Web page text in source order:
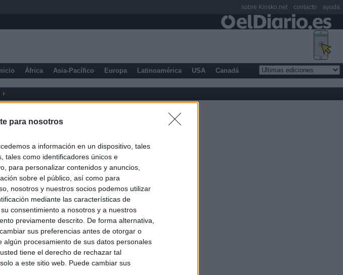
para nosotros
a información en un dispositivo, tales
tales como identificadores únicos e
para personalizar contenidos y anuncios,
sobre el público, así como para
nosotros y nuestros socios podemos utilizar
mediante las características de
consentimiento a nosotros y a nuestros
previamente descrito. De forma alternativa,
sus preferencias antes de otorgar o
procesamiento de sus datos personales
tiene el derecho de rechazar tal
a este sitio web. Puede cambiar sus
Inicio África Asia-Pacífico Europa Latinoamérica USA Canadá
sobre Kiosko.net contacto ayuda